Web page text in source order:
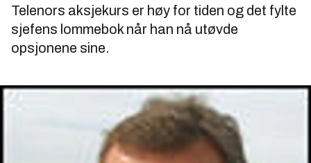
Telenors aksjekurs er høy for tiden og det fylte
sjefens lommebok når han nå utøvde
opsjonene sine.